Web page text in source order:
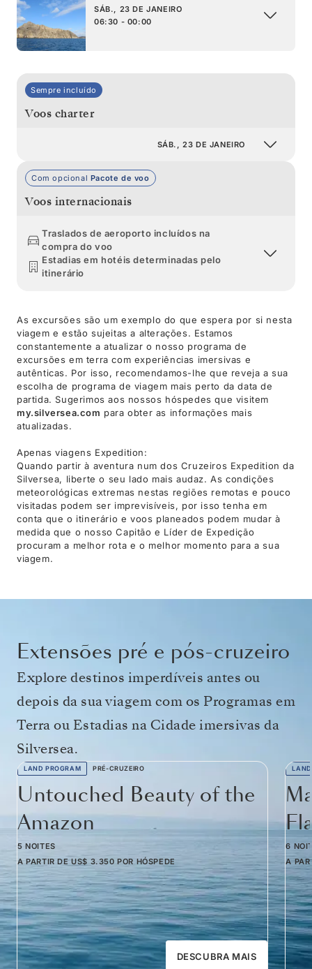
SÁB., 23 DE JANEIRO
06:30 - 00:00
Sempre incluído
Voos charter
SÁB., 23 DE JANEIRO
Com opcional Pacote de voo
Voos internacionais
Traslados de aeroporto incluídos na
compra do voo
Estadias em hotéis determinadas pelo
itinerário
As excursões são um exemplo do que espera por si nesta
viagem e estão sujeitas a alterações. Estamos
constantemente a atualizar o nosso programa de
excursões em terra com experiências imersivas e
autênticas. Por isso, recomendamos-lhe que reveja a sua
escolha de programa de viagem mais perto da data de
partida. Sugerimos aos nossos hóspedes que visitem
my.silversea.com para obter as informações mais
atualizadas.
Apenas viagens Expedition:
Quando partir à aventura num dos Cruzeiros Expedition da
Silversea, liberte o seu lado mais audaz. As condições
meteorológicas extremas nestas regiões remotas e pouco
visitadas podem ser imprevisíveis, por isso tenha em
conta que o itinerário e voos planeados podem mudar à
medida que o nosso Capitão e Líder de Expedição
procuram a melhor rota e o melhor momento para a sua
viagem.
Extensões pré e pós-cruzeiro
Explore destinos imperdíveis antes ou
depois da sua viagem com os Programas em
Terra ou Estadias na Cidade imersivas da
Silversea.
LAND PROGRAM PRÉ-CRUZEIRO
Untouched Beauty of the
Amazon
5 NOITES
A PARTIR DE US$ 3.350 POR HÓSPEDE
DESCUBRA MAIS
6
A